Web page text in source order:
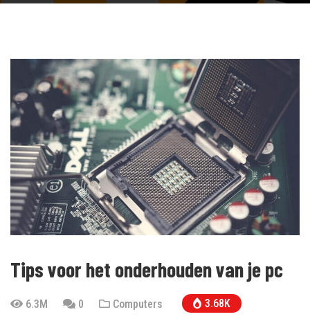
Tips voor het onderhouden van je pc
6.3M 0 Computers 3.68K